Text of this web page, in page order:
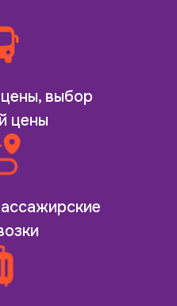
выбор
цены